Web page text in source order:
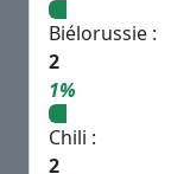
Biélorussie :
2
1%
Chili :
2